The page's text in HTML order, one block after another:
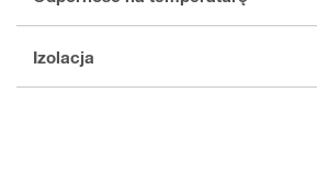
Izolacja